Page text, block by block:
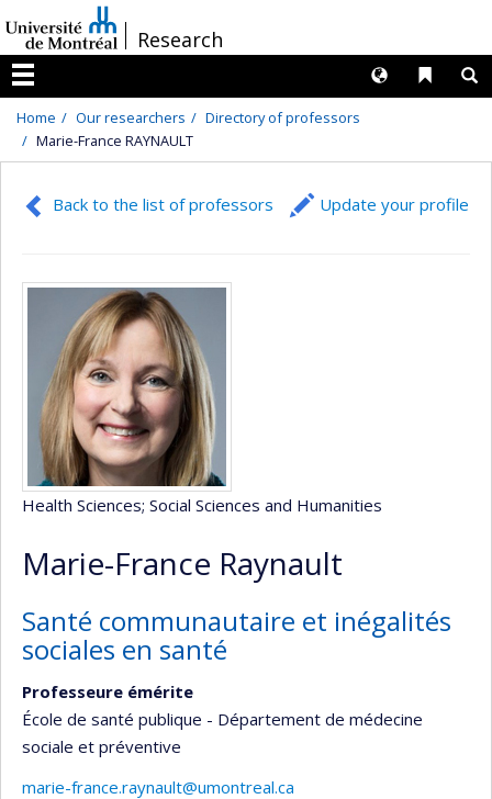
au
contenu
/Research
Menu
Liens
Langues
Home Our researchers
Directory of professors
Marie-France RAYNAULT
Back to the list of professors Update your profile
Health Sciences; Social Sciences and Humanities
Marie-France Raynault
Santé communautaire et inégalités
sociales en santé
Professeure émérite
École de santé publique - Département de médecine
sociale et préventive
marie-france.raynault@umontreal.ca